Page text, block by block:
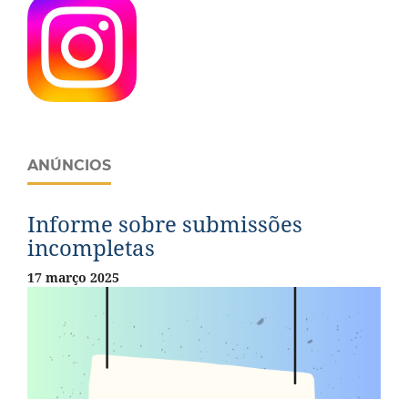
ANÚNCIOS
Informe sobre submissões
incompletas
17 março 2025